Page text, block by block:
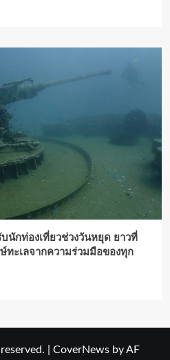
นักท่องเที่ยวช่วงวันหยุด ยาวที่
ทะเลจากความร่วมมือของทุก
CoverNewsby AF